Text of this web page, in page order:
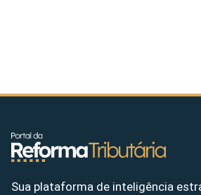
Sua plataforma de inteligência